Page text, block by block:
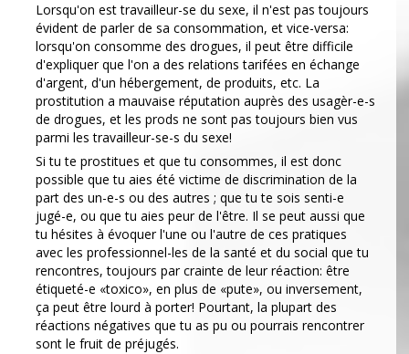
Lorsqu'on est travailleur-se du sexe, il n'est pas toujours
évident de parler de sa consommation, et vice-versa:
lorsqu'on consomme des drogues, il peut être difficile
d'expliquer que l'on a des relations tarifées en échange
d'argent, d'un hébergement, de produits, etc. La
prostitution a mauvaise réputation auprès des usagèr-e-s
de drogues, et les prods ne sont pas toujours bien vus
parmi les travailleur-se-s du sexe!
Si tu te prostitues et que tu consommes, il est donc
possible que tu aies été victime de discrimination de la
part des un-e-s ou des autres ; que tu te sois senti-e
jugé-e, ou que tu aies peur de l'être. Il se peut aussi que
tu hésites à évoquer l'une ou l'autre de ces pratiques
avec les professionnel-les de la santé et du social que tu
rencontres, toujours par crainte de leur réaction: être
étiqueté-e «toxico», en plus de «pute», ou inversement,
ça peut être lourd à porter! Pourtant, la plupart des
réactions négatives que tu as pu ou pourrais rencontrer
sont le fruit de préjugés.